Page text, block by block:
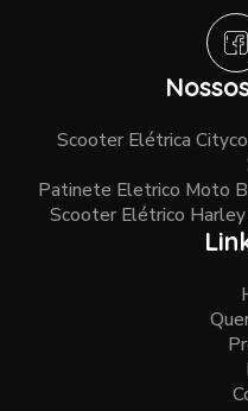
Scooter Elétrica
Patinete Eletrico Moto
Scooter Elétrico